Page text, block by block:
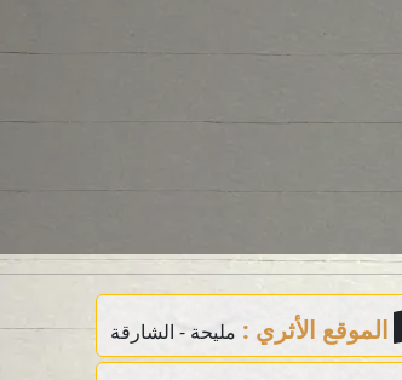
الموقع الأثري : مليحة - الشارقة